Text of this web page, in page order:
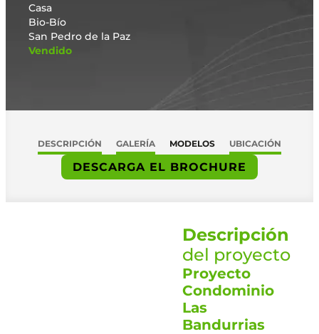
Casa
Bio-Bío
San Pedro de la Paz
Vendido
DESCRIPCIÓN GALERÍA MODELOS UBICACIÓN
DESCARGA EL BROCHURE
Descripción
del proyecto
Proyecto
Condominio
Las
Bandurrias